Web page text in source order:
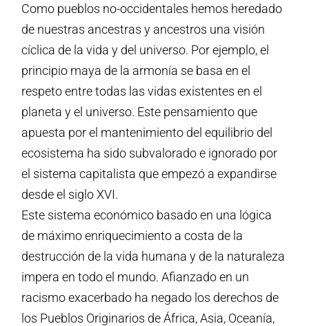
Como pueblos no-occidentales hemos heredado
de nuestras ancestras y ancestros una visión
cíclica de la vida y del universo. Por ejemplo, el
principio maya de la armonía se basa en el
respeto entre todas las vidas existentes en el
planeta y el universo. Este pensamiento que
apuesta por el mantenimiento del equilibrio del
ecosistema ha sido subvalorado e ignorado por
el sistema capitalista que empezó a expandirse
desde el siglo XVI.
Este sistema económico basado en una lógica
de máximo enriquecimiento a costa de la
destrucción de la vida humana y de la naturaleza
impera en todo el mundo. Afianzado en un
racismo exacerbado ha negado los derechos de
los Pueblos Originarios de África, Asia, Oceanía,